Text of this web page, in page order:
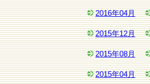
2016年04月
2015年12月
2015年08月
2015年04月